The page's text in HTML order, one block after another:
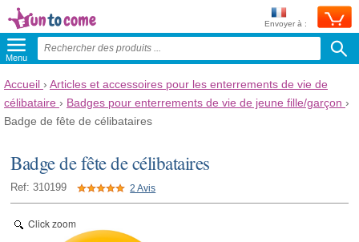
Envoyer à :
Menu
Accueil › Articles et accessoires pour les enterrements de vie de
célibataire › Badges pour enterrements de vie de jeune fille/garçon ›
Badge de fête de célibataires
Badge de fête de célibataires
Ref: 310199 2 Avis
Click zoom